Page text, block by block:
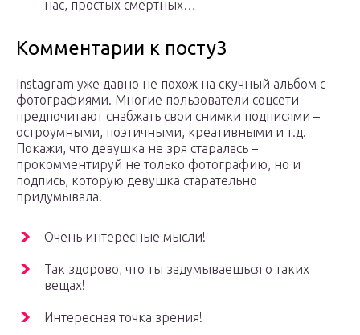
нас, простых смертных…
Комментарии к посту3
Instagram уже давно не похож на скучный альбом с
фотографиями. Многие пользователи соцсети
предпочитают снабжать свои снимки подписями –
остроумными, поэтичными, креативными и т.д.
Покажи, что девушка не зря старалась –
прокомментируй не только фотографию, но и
подпись, которую девушка старательно
придумывала.
Очень интересные мысли!
Так здорово, что ты задумываешься о таких
вещах!
Интересная точка зрения!